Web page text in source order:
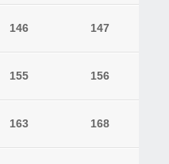
146 147
155 156
163 168